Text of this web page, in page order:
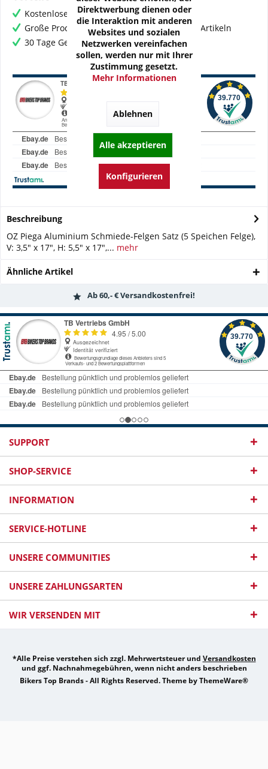
Kostenloser Versand ab € 60,- Bestellwert
Große Produktauswahl mit mehr als 80.000 Artikeln
30 Tage Geld-Zurück-Garantie
Beschreibung
OZ Piega Aluminium Schmiede-Felgen Satz (5 Speichen Felge),
V: 3,5" x 17", H: 5,5" x 17",... mehr
Ähnliche Artikel
Ab 60,- € Versandkostenfrei!
SUPPORT
SHOP-SERVICE
INFORMATION
SERVICE-HOTLINE
UNSERE COMMUNITIES
UNSERE ZAHLUNGSARTEN
WIR VERSENDEN MIT
*Alle Preise verstehen sich zzgl. Mehrwertsteuer und Versandkosten
und ggf. Nachnahmegebühren, wenn nicht anders beschrieben
Bikers Top Brands - All Rights Reserved. Theme byThemeWare®
Direktwerbung dienen oder
die Interaktion mit anderen
Websites und sozialen
Netzwerken vereinfachen
sollen, werden nur mit Ihrer
Zustimmung gesetzt.
Mehr Informationen
Ablehnen
Alle akzeptieren
Konfigurieren